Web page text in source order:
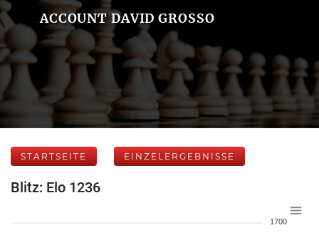
ACCOUNT DAVID GROSSO
STARTSEITE EINZELERGEBNISSE
Blitz: Elo 1236
1700